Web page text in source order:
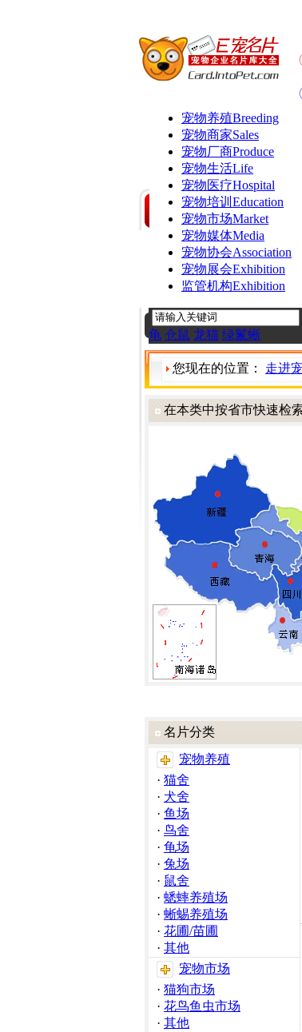
宠物养殖Breeding
宠物商家Sales
宠物厂商Produce
宠物生活Life
宠物医疗Hospital
宠物培训 Education
宠物市场Market
宠物媒体Media
宠物协会Association
宠物展会Exhibition
监管机构Exhibition
龟 仓鼠 龙猫 绿鬣蜥
您现在的位置： 走进
在本类中按省市快速检
名片分类
宠物养殖
· 猫舍
· 犬舍
· 鱼场
· 鸟舍
· 龟场
· 兔场
· 鼠舍
· 蟋蟀养殖场
· 蜥蜴养殖场
· 花圃/苗圃
· 其他
宠物市场
· 猫狗市场
· 花鸟鱼虫市场
· 其他